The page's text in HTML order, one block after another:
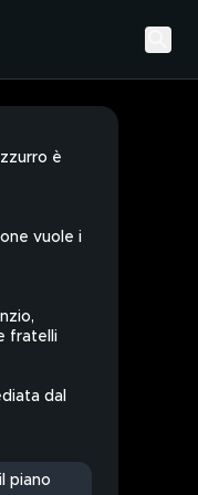
è
vuole i
fratelli
dal
piano